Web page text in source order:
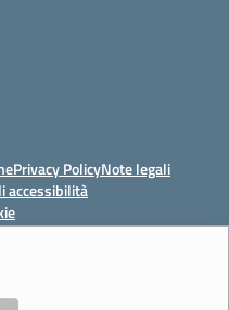
Privacy PolicyNote legali
accessibilità
Artigianale "Cattaneo -